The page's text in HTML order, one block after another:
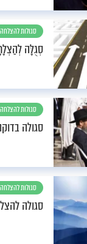
סגולות להצלחה
סְגֻלָּה
סגולות להצלחה
סגולה
סגולות להצלחה
סגולה